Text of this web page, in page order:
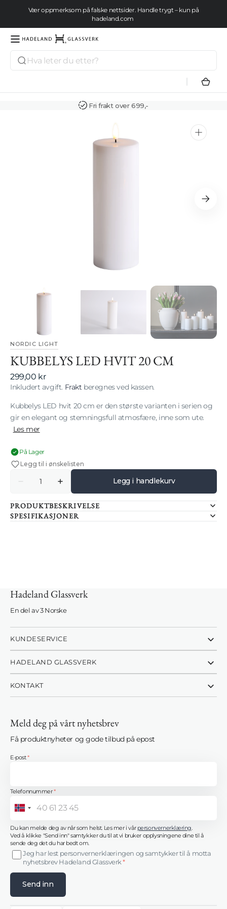
Vær oppmerksom på falske nettsider. Handle trygt – kun på
hadeland.com
Se tilbud her
Hadeland
Søk
Fri frakt over 699,-
NORDIC LIGHT
KUBBELYS LED HVIT 20 CM
Vanlig
pris
299,00 kr
Inkludert avgift. Frakt beregnes ved kassen.
Kubbelys LED hvit 20 cm er den største varianten i serien og
gir en elegant og stemningsfull atmosfære, inne som ute.
Les mer
På Lager
for
KUBBELYS
LED
HVIT
Øk
antallet
for
KUBBELYS
LED
HVIT
Legg i handlekurv
Legg til i ønskelisten
PRODUKTBESKRIVELSE
SPESIFIKASJONER
Hadeland Glassverk
En del av 3 Norske
KUNDESERVICE
HADELAND GLASSVERK
KONTAKT
Meld deg på vårt nyhetsbrev
Få produktnyheter og gode tilbud på epost
E-post*
Telefonnummer*
Norway
Du kan melde deg av når som helst. Les mer i vår personvernerklæring.
Ved å klikke "Send inn" samtykker du til at vi bruker opplysningene dine til å
sende deg det du har bedt om.
Jeg har lest personvernerklæringen og samtykker til å motta
nyhetsbrev Hadeland Glassverk *
Send inn
Innlogging kreves
ønskelisten din og se tidligere lagrede varer.